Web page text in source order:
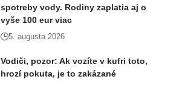
spotreby vody. Rodiny zaplatia aj o
vyše 100 eur viac
5. augusta 2026
Vodiči, pozor: Ak vozíte v kufri toto,
hrozí pokuta, je to zakázané